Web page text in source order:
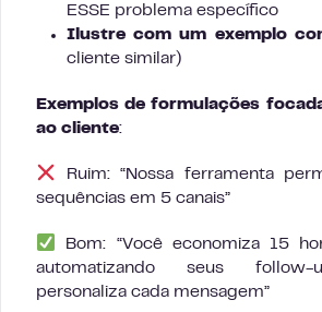
ESSE problema específico
Ilustre com um exemplo
cliente similar)
Exemplos de formulações
ao cliente:
Ruim: “Nossa ferramenta
sequências em 5 canais”
Bom: “Você economiza 15
automatizando seus follow-
personaliza cada mensagem”